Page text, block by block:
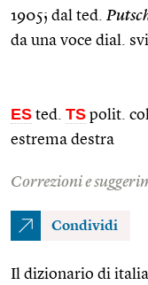
1905; dal ted.
da una voce dial.
ES ted. TS polit.
estrema destra
Correzioni e
Condividi
Il dizionario di